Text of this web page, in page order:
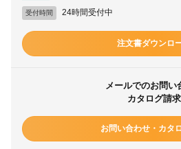
受付時間 24時間受付中
注文書ダウンロ
メールでのお問い
カタログ請求
お問い合わせ・カタ